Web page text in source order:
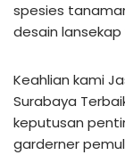
spesies
desain
Keahlian kami
Surabaya
keputusan
garderner